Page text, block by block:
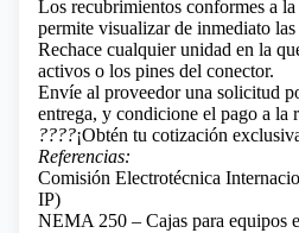
Los recubrimientos conformes a
permite visualizar de inmediato
Rechace cualquier unidad en la
activos o los pines del conector.
Envíe al proveedor una solicitud
entrega, y condicione el pago a la
????¡Obtén tu cotización
Referencias:
Comisión Electrotécnica
IP)
NEMA 250 – Cajas para equipos